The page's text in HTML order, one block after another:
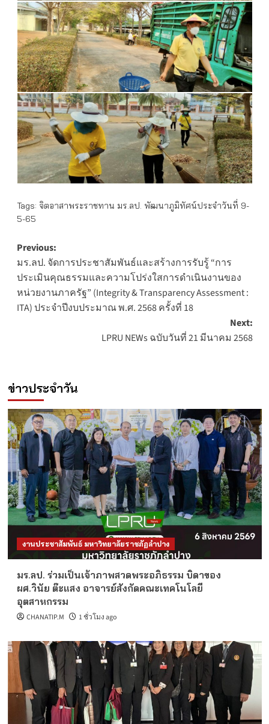
Tags: จิตอาสาพระราชทาน มร.ลป. พัฒนาภูมิทัศน์ประจำวันที่ 9-
5-65
Post
navigation
Previous:
มร.ลป. จัดการประชาสัมพันธ์และสร้างการรับรู้ “การ
ประเมินคุณธรรมและความโปร่งใสการดำเนินงานของ
หน่วยงานภาครัฐ” (Integrity & Transparency Assessment :
ITA) ประจำปีงบประมาณ พ.ศ. 2568 ครั้งที่ 18
Next:
LPRU NEWs ฉบับวันที่ 21 มีนาคม 2568
ข่าวประจำวัน
งานประชาสัมพันธ์ มหาวิทยาลัยราชภัฏลำปาง
มร.ลป. ร่วมเป็นเจ้าภาพสวดพระอภิธรรม บิดาของ
ผศ.วินัย ต๊ะแสง อาจารย์สังกัดคณะเทคโนโลยี
อุตสาหกรรม
CHANATIP.M 1 ชั่วโมง ago